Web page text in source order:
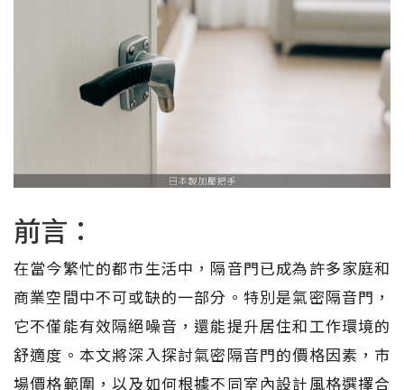
前言：
在當今繁忙的都市生活中，隔音門已成為許多家庭和
商業空間中不可或缺的一部分。特別是氣密隔音門，
它不僅能有效隔絕噪音，還能提升居住和工作環境的
舒適度。本文將深入探討氣密隔音門的價格因素，市
場價格範圍，以及如何根據不同室內設計風格選擇合